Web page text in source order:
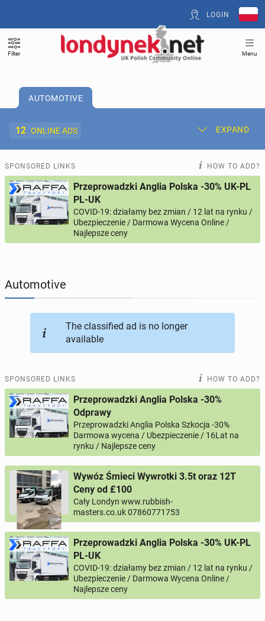
LOGIN
Filter Menu
AUTOMOTIVE
12 ONLINE ADS EXPAND
Post New Ad My Ads
Offer and Adverts Price
ACCOMMODATION 262online ads
JOBSEEKERS
BUSINESS
AUTOMOTIVE 12online ads
PERSONALS
SPONSORED LINKS HOW TO ADD?
Przeprowadzki Anglia Polska -30% UK-PL
PL-UK
COVID-19: działamy bez zmian / 12 lat na rynku /
Ubezpieczenie / Darmowa Wycena Online /
Najlepsze ceny
Automotive
The classified ad is no longer
available
SPONSORED LINKS HOW TO ADD?
Przeprowadzki Anglia Polska -30%
Odprawy
Przeprowadzki Anglia Polska Szkocja -30%
Darmowa wycena / Ubezpieczenie / 16Lat na
rynku / Najlepsze ceny
Wywóz Śmieci Wywrotki 3.5t oraz 12T
Ceny od £100
Cały Londyn www.rubbish-
masters.co.uk 07860771753
Przeprowadzki Anglia Polska -30% UK-PL
PL-UK
COVID-19: działamy bez zmian / 12 lat na rynku /
Ubezpieczenie / Darmowa Wycena Online /
Najlepsze ceny